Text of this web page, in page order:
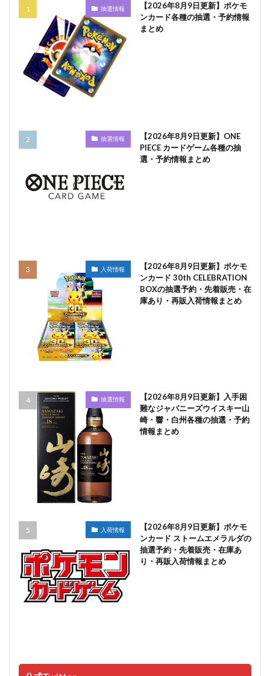
抽選情報
【2026年8月9日更新】ポケモ
ンカード各種の抽選・予約情報
まとめ
抽選情報
【2026年8月9日更新】ONE
PIECE カードゲーム各種の抽
選・予約情報まとめ
入荷情報
【2026年8月9日更新】ポケモ
ンカード 30th CELEBRATION
BOXの抽選予約・先着販売・在
庫あり・再販入荷情報まとめ
抽選情報
【2026年8月9日更新】入手困
難なジャパニーズウイスキー山
崎・響・白州各種の抽選・予約
情報まとめ
入荷情報
【2026年8月9日更新】ポケモ
ンカード ストームエメラルダの
抽選予約・先着販売・在庫あ
り・再販入荷情報まとめ